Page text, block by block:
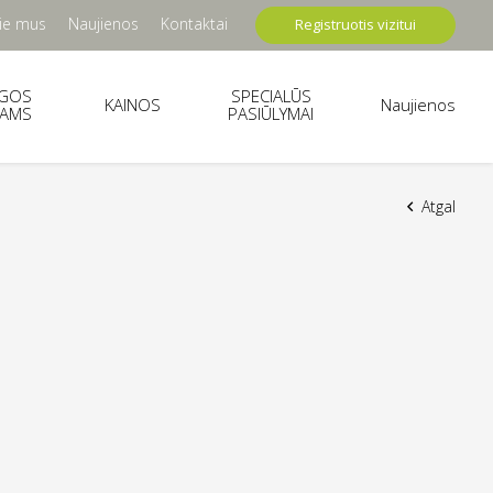
mus Naujienos Kontaktai Registruotis vizitui
KAINOS
SPECIALŪS
PASIŪLYMAI
Naujienos
Atgal